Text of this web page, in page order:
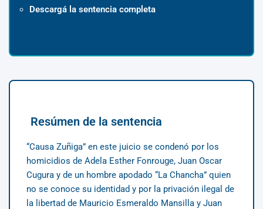
Descargá la sentencia completa
Resúmen de la sentencia
“Causa Zuñiga” en este juicio se condenó por los
homicidios de Adela Esther Fonrouge, Juan Oscar
Cugura y de un hombre apodado “La Chancha” quien
no se conoce su identidad y por la privación ilegal de
la libertad de Mauricio Esmeraldo Mansilla y Juan